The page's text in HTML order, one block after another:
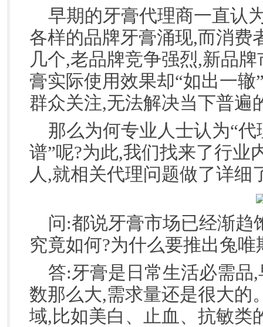
早期的牙膏代理商一直认
各样的品牌牙膏涌现,而消费
几个,老品牌竞争强烈,新品
膏实际使用效果却“如出一
群众关注,无法解决当下普遍
那么为何专业人士认为“
谱”呢?为此,我们找来了行业
人,就相关代理问题做了详细
问:都说牙膏市场已经渐趋
究竟如何?为什么要推出兔唯
答:牙膏是日常生活必需品
数那么大,需求量还是很大的
域,比如美白、止血、抗敏类